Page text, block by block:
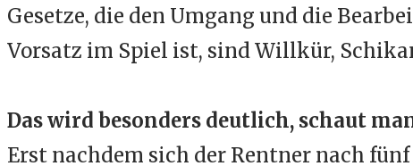
Gesetze, die den Umgang und die
Vorsatz im Spiel ist, sind Willkür,
Das wird besonders deutlich, schaut
Erst nachdem sich der Rentner nach